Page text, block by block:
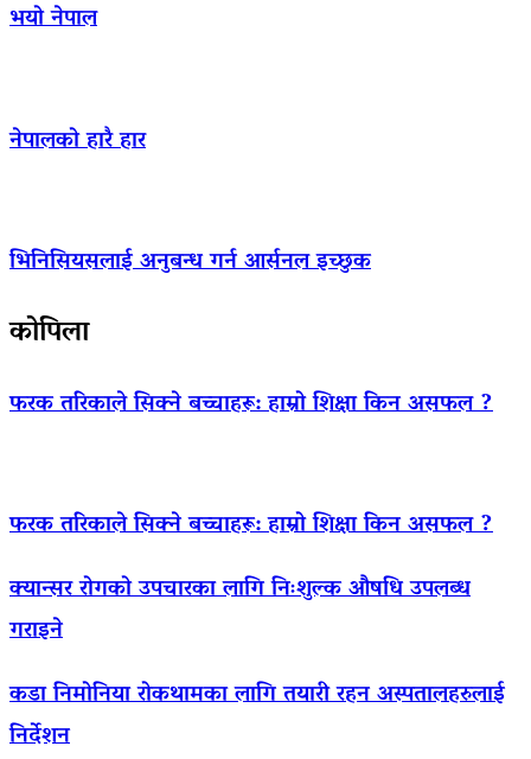
भयो नेपाल
नेपालको हारै हार
भिनिसियसलाई अनुबन्ध गर्न आर्सनल इच्छुक
कोपिला
फरक तरिकाले सिक्ने बच्चाहरू: हाम्रो शिक्षा किन असफल ?
फरक तरिकाले सिक्ने बच्चाहरू: हाम्रो शिक्षा किन असफल ?
क्यान्सर रोगको उपचारका लागि निःशुल्क औषधि उपलब्ध
गराइने
कडा निमोनिया रोकथामका लागि तयारी रहन अस्पतालहरुलाई
निर्देशन